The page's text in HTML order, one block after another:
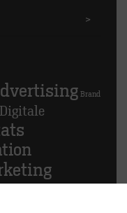
>
Brand
Digitale